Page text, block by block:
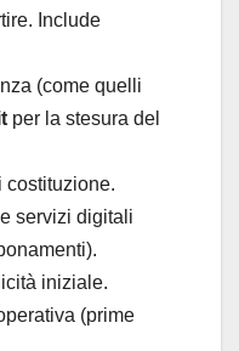
Include
(come quelli
per la stesura del
costituzione.
servizi digitali
iniziale.
(prime